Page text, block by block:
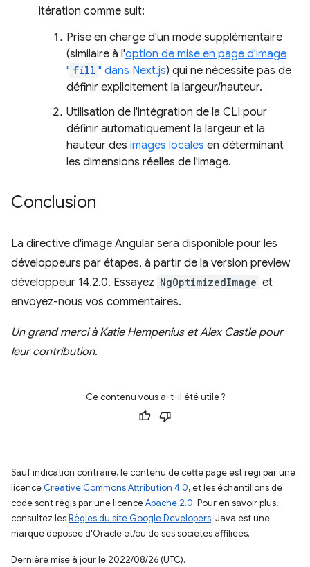
itération comme suit:
Prise en charge d'un mode supplémentaire
(similaire à l'option de mise en page d'image
" fill " dans Next.js) qui ne nécessite pas de
définir explicitement la largeur/hauteur.
Utilisation de l'intégration de la CLI pour
définir automatiquement la largeur et la
hauteur des images locales en déterminant
les dimensions réelles de l'image.
Conclusion
La directive d'image Angular sera disponible pour les
développeurs par étapes, à partir de la version preview
développeur 14.2.0. Essayez NgOptimizedImage et
envoyez-nous vos commentaires.
Un grand merci à Katie Hempenius et Alex Castle pour
leur contribution.
Ce contenu vous a-t-il été utile ?
Sauf indication contraire, le contenu de cette page est régi par une
licence Creative Commons Attribution 4.0, et les échantillons de
code sont régis par une licenceApache 2.0. Pour en savoir plus,
consultez lesRègles du site Google Developers. Java est une
marque déposée d'Oracle et/ou de ses sociétés affiliées.
Dernière mise à jour le 2022/08/26 (UTC).